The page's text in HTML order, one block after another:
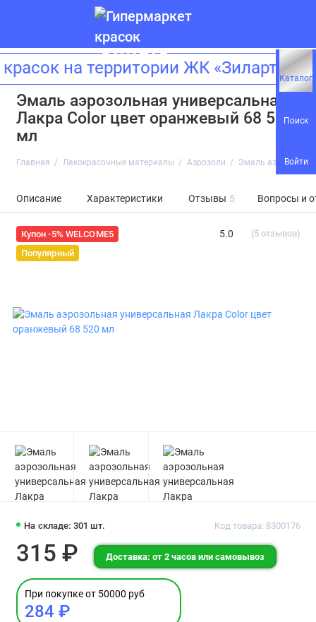
Каталог
Поиск
Войти
на территории ЖК «Зиларт»!
Эмаль аэрозольная универсальная
Лакра Color цвет оранжевый 68 520
мл
Главная Лакокрасочные материалы Аэрозоли Эмаль
Описание Характеристики Отзывы 5 Вопросы и
Купон -5% WELCOME5
Популярный
5.0 (5 отзывов)
На складе: 301 шт. Код товара: 8300176
315 ₽ Доставка: от 2 часов или самовывоз
При покупке от 50000 руб
284 ₽